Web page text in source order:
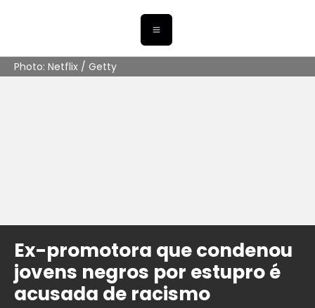
Photo: Netflix / Getty
Ex-promotora que condenou
jovens negros por estupro é
acusada de racismo